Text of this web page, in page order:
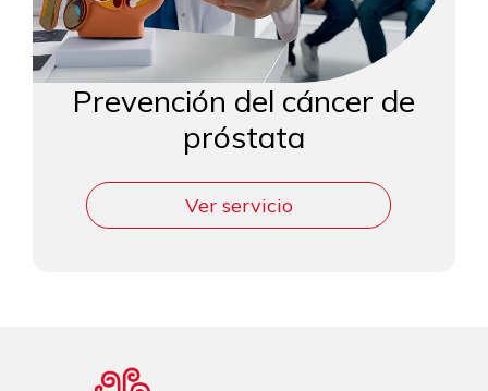
Prevención del cáncer de
próstata
Ver servicio